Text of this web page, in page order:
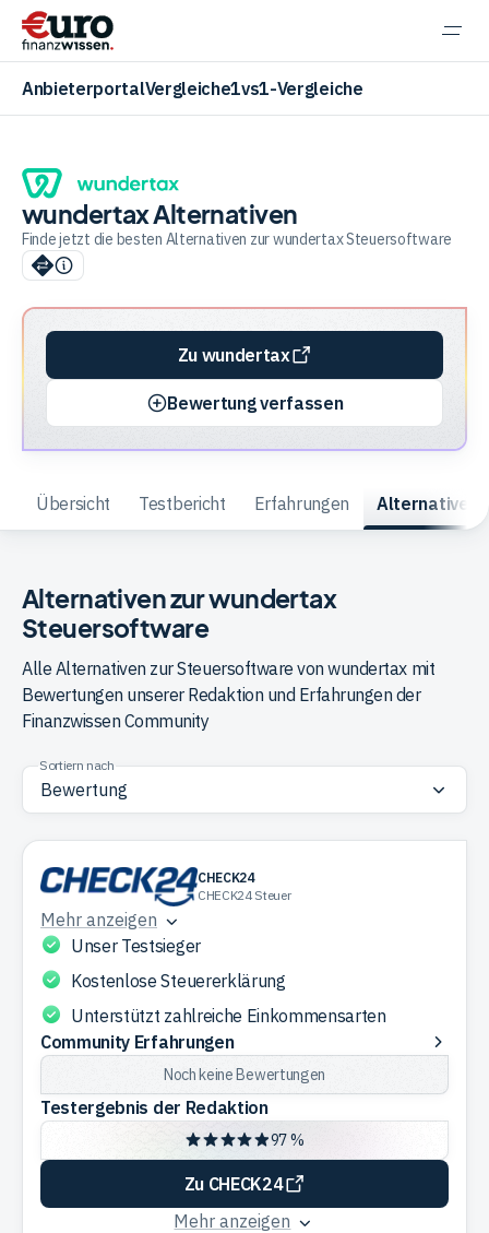
AnbieterportalVergleiche1vs1-Vergleiche
Aktien
ETF
Krypto
Trading
Rohstoffe
Finanzen
Anleihen
wundertax Alternativen
Finde jetzt die besten Alternativen zur wundertax Steuersoftware
Übersicht Testbericht Erfahrungen Alternativen
Zu wundertax
Bewertung verfassen
Alternativen zur wundertax
Steuersoftware
Alle Alternativen zur Steuersoftware von wundertax mit
Bewertungen unserer Redaktion und Erfahrungen der
Finanzwissen Community
CHECK24
CHECK24 Steuer
Mehr anzeigen
Unser Testsieger
Kostenlose Steuererklärung
Unterstützt zahlreiche Einkommensarten
Community
Erfahrungen
Community Erfahrungen
Noch keine Bewertungen
Testergebnis der Redaktion
97 %
Zu CHECK24
Mehr anzeigen
Sortiern nach